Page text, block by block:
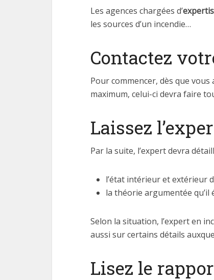
Les agences chargées d’
les sources d’un incendie…
Contactez
Pour commencer, dès que
maximum, celui-ci devra faire
Laissez
Par la suite, l’expert devra
l’état intérieur et extérieur
la théorie argumentée qu’il
Selon la situation, l’expert en
aussi sur certains détails
Lisez le